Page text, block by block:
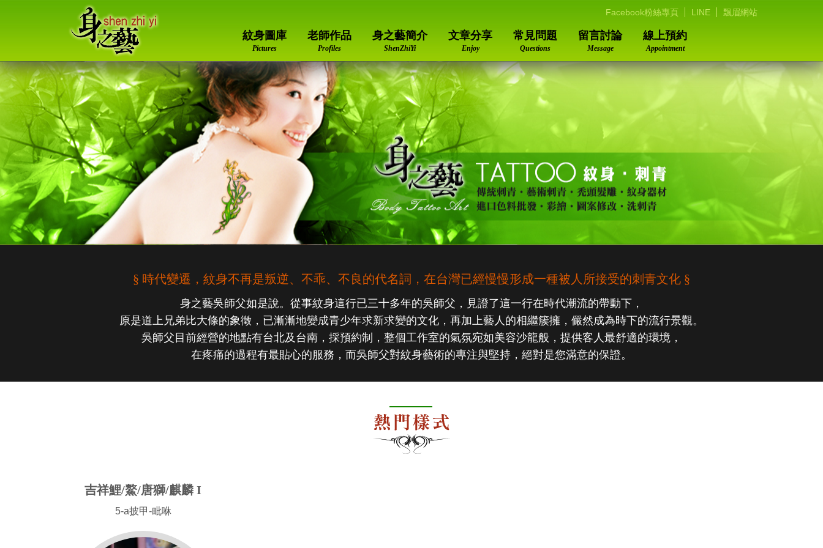
Facebook粉絲專頁 LINE 飄眉網站
紋身圖庫
Pictures
老師作品
Profiles
身之藝簡介
ShenZhiYi
文章分享
Enjoy
常見問題
Questions
留言討論
Message
線上預約
Appointment
§ 時代變遷，紋身不再是叛逆、不乖、不良的代名詞，在台灣已經慢慢形成一種被人所接受的刺青文化 §
身之藝吳師父如是說。從事紋身這行已三十多年的吳師父，見證了這一行在時代潮流的帶動下，
原是道上兄弟比大條的象徵，已漸漸地變成青少年求新求變的文化，再加上藝人的相繼簇擁，儼然成為時下的流行景觀。
吳師父目前經營的地點有台北及台南，採預約制，整個工作室的氣氛宛如美容沙龍般，提供客人最舒適的環境，
在疼痛的過程有最貼心的服務，而吳師父對紋身藝術的專注與堅持，絕對是您滿意的保證。
吉祥鯉/鰲/唐獅/麒麟 I
5-a披甲-毗咻